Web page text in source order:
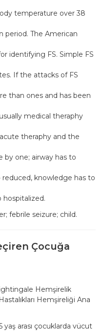
temperature over 38
period. The American
identifying FS. Simple FS
If the attacks of FS
than ones and has been
medical theraphy
theraphy and the
by one; airway has to
knowledge has to
hospitalized.
febrile seizure; child.
Çocuğa
Hemşirelik
Hemşireliği Ana
yaş arası çocuklarda vücut